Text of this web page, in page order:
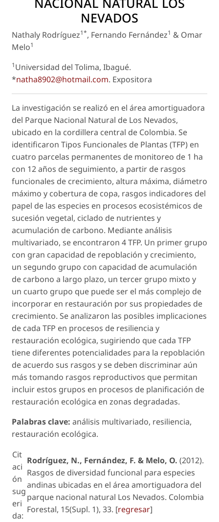
NEVADOS
Nathaly Rodríguez1*, Fernando Fernández1 & Omar
Melo1
1Universidad del Tolima, Ibagué.
*natha8902@hotmail.com. Expositora
La investigación se realizó en el área amortiguadora
del Parque Nacional Natural de Los Nevados,
ubicado en la cordillera central de Colombia. Se
identificaron Tipos Funcionales de Plantas (TFP) en
cuatro parcelas permanentes de monitoreo de 1 ha
con 12 años de seguimiento, a partir de rasgos
funcionales de crecimiento, altura máxima, diámetro
máximo y cobertura de copa, rasgos indicadores del
papel de las especies en procesos ecosistémicos de
sucesión vegetal, ciclado de nutrientes y
acumulación de carbono. Mediante análisis
multivariado, se encontraron 4 TFP. Un primer grupo
con gran capacidad de repoblación y crecimiento,
un segundo grupo con capacidad de acumulación
de carbono a largo plazo, un tercer grupo mixto y
un cuarto grupo que puede ser el más complejo de
incorporar en restauración por sus propiedades de
crecimiento. Se analizaron las posibles implicaciones
de cada TFP en procesos de resiliencia y
restauración ecológica, sugiriendo que cada TFP
tiene diferentes potencialidades para la repoblación
de acuerdo sus rasgos y se deben discriminar aún
más tomando rasgos reproductivos que permitan
incluir estos grupos en procesos de planificación de
restauración ecológica en zonas degradadas.
Palabras clave: análisis multivariado, resiliencia,
restauración ecológica.
Cit
aci
ón
sug
eri
da:
Rodríguez, N., Fernández, F. & Melo, O. (2012).
Rasgos de diversidad funcional para especies
andinas ubicadas en el área amortiguadora del
parque nacional natural Los Nevados. Colombia
Forestal, 15(Supl. 1), 33. [regresar]